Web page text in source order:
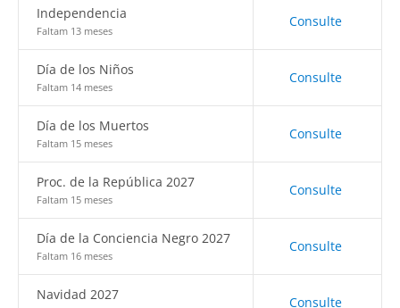
Independencia
Faltam 13 meses
Consulte
Día de los Niños
Faltam 14 meses
Consulte
Día de los Muertos
Faltam 15 meses
Consulte
Proc. de la República 2027
Faltam 15 meses
Consulte
Día de la Conciencia Negro 2027
Faltam 16 meses
Consulte
Navidad 2027 Consulte